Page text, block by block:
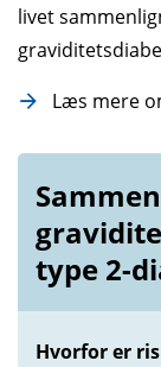
livet
Læs mere
type 2-
Hvorfor er